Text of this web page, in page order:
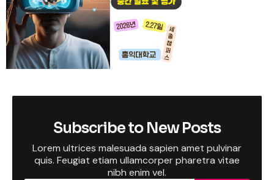
Subscribe to New Posts
Lorem ultrices malesuada sapien amet pulvinar
quis. Feugiat etiam ullamcorper pharetra vitae
nibh enim vel.